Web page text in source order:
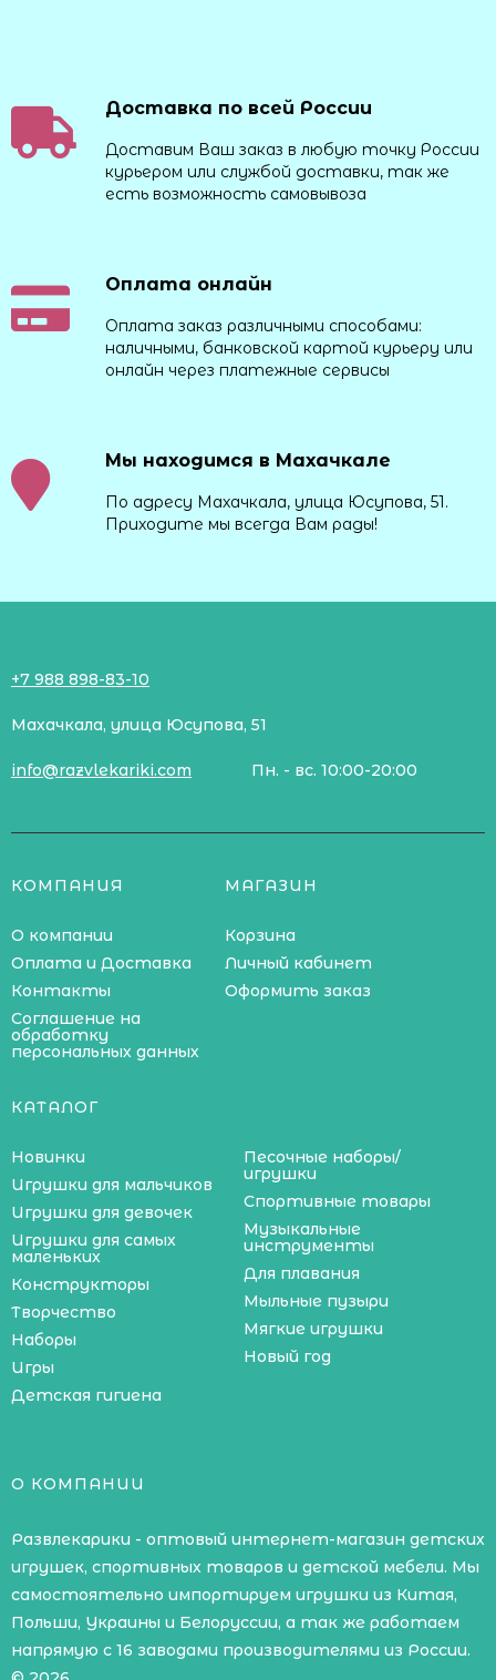
Доставка по всей России
Доставим Ваш заказ в любую точку России
курьером или службой доставки, так же
есть возможность самовывоза
Оплата онлайн
Оплата заказ различными способами:
наличными, банковской картой курьеру или
онлайн через платежные сервисы
Мы находимся в Махачкале
По адресу Махачкала, улица Юсупова, 51.
Приходите мы всегда Вам рады!
+7 988 898-83-10
Махачкала, улица Юсупова, 51
info@razvlekariki.com Пн. - вс. 10:00-20:00
КОМПАНИЯ
О компании
Оплата и Доставка
Контакты
Соглашение на
обработку
персональных данных
МАГАЗИН
Корзина
Личный кабинет
Оформить заказ
КАТАЛОГ
Новинки
Игрушки для мальчиков
Игрушки для девочек
Игрушки для самых
маленьких
Конструкторы
Творчество
Наборы
Игры
Детская гигиена
Песочные наборы/
игрушки
Спортивные товары
Музыкальные
инструменты
Для плавания
Мыльные пузыри
Мягкие игрушки
Новый год
О КОМПАНИИ
Развлекарики - оптовый интернет-магазин детских
игрушек, спортивных товаров и детской мебели. Мы
самостоятельно импортируем игрушки из Китая,
Польши, Украины и Белоруссии, а так же работаем
напрямую с 16 заводами производителями из России.